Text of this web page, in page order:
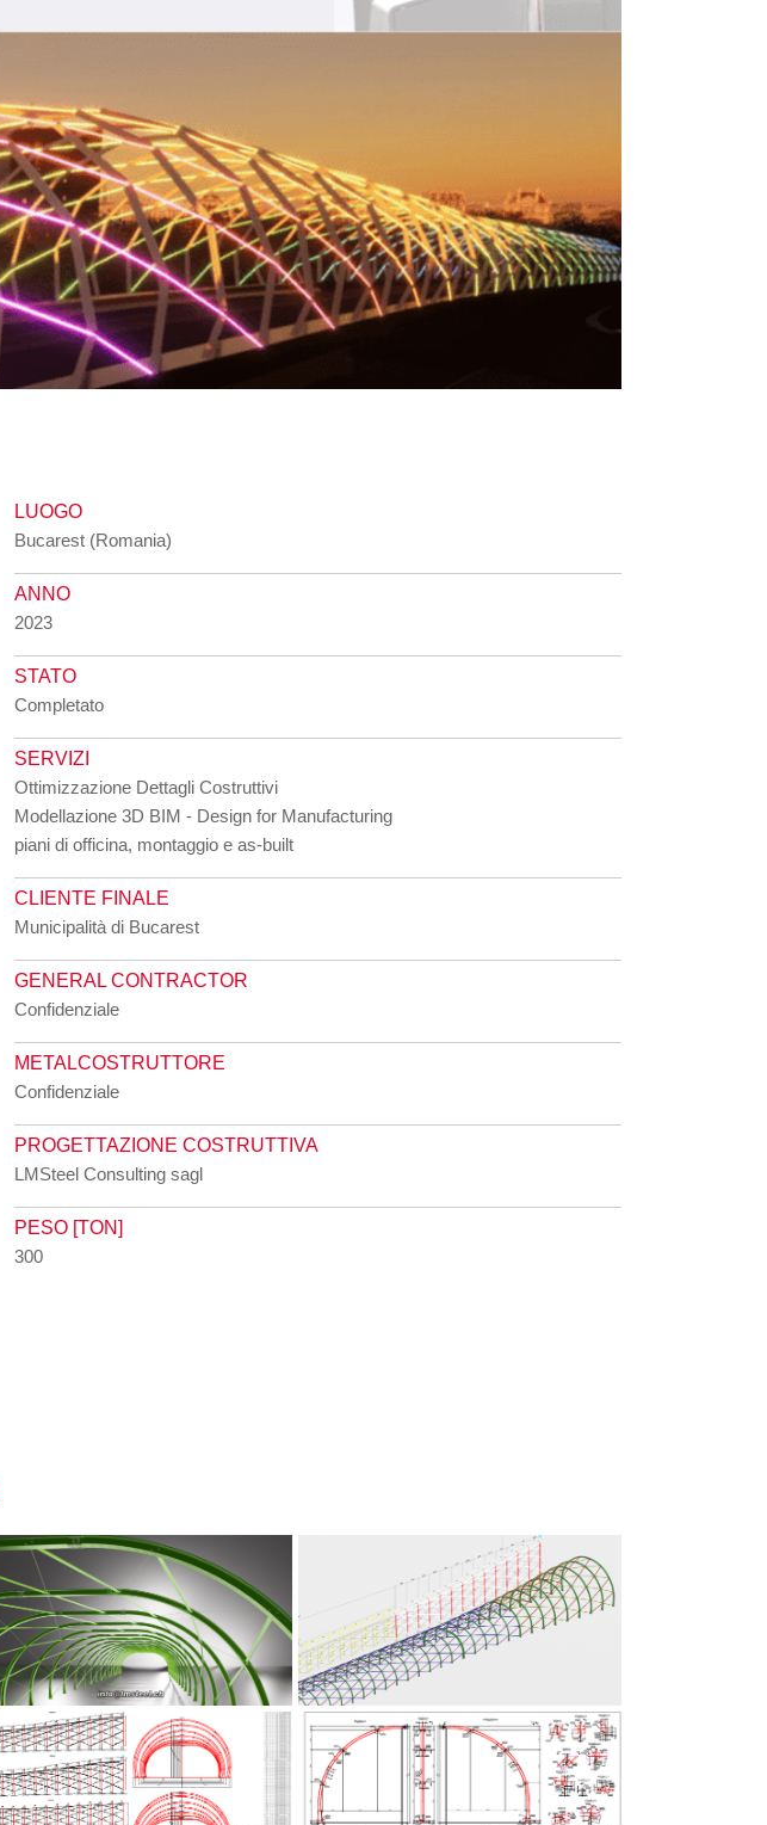
LUOGO
Bucarest (Romania)
ANNO
2023
STATO
Completato
SERVIZI
Ottimizzazione Dettagli Costruttivi
Modellazione 3D BIM - Design for Manufacturing
piani di officina, montaggio e as-built
CLIENTE FINALE
Municipalità di Bucarest
GENERAL CONTRACTOR
Confidenziale
METALCOSTRUTTORE
Confidenziale
PROGETTAZIONE COSTRUTTIVA
LMSteel Consulting sagl
PESO [TON]
300